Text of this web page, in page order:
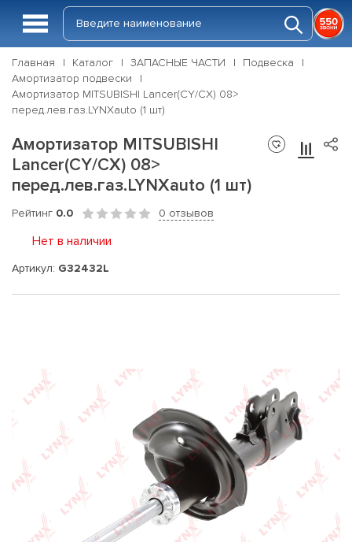
Главная Каталог ЗАПАСНЫЕ ЧАСТИ
Подвеска
Амортизатор подвески
Амортизатор MITSUBISHI Lancer(CY/CX) 08>
перед.лев.газ.LYNXauto (1 шт)
Амортизатор MITSUBISHI
Lancer(CY/CX) 08>
перед.лев.газ.LYNXauto (1 шт)
Рейтинг 0.0 0 отзывов
Нет в наличии
Артикул: G32432L